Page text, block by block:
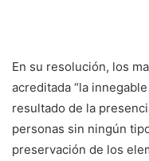
En su resolución, los
acreditada “la
resultado de la
personas sin ningún
preservación de los